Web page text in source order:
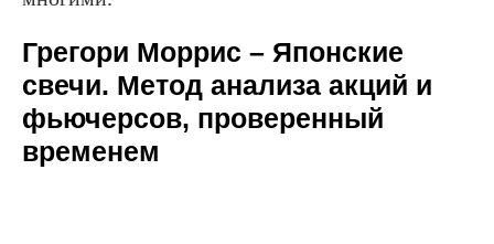
Грегори Моррис – Японские
свечи. Метод анализа акций и
фьючерсов, проверенный
временем